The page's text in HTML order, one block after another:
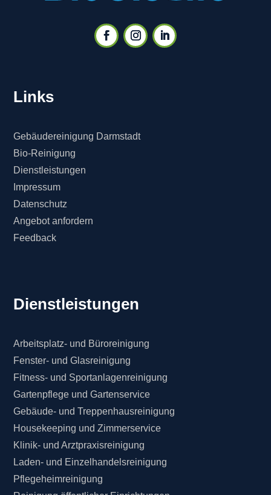
Links
Gebäudereinigung Darmstadt
Bio-Reinigung
Dienstleistungen
Impressum
Datenschutz
Angebot anfordern
Feedback
Dienstleistungen
Arbeitsplatz- und Büroreinigung
Fenster- und Glasreinigung
Fitness- und Sportanlagenreinigung
Gartenpflege und Gartenservice
Gebäude- und Treppenhausreinigung
Housekeeping und Zimmerservice
Klinik- und Arztpraxisreinigung
Laden- und Einzelhandelsreinigung
Pflegeheimreinigung